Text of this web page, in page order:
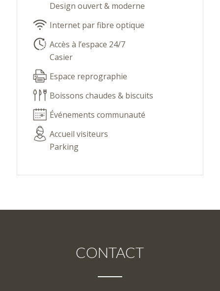
Design ouvert & moderne
Internet par fibre optique
Accès à l’espace 24/7
Casier
Espace reprographie
Boissons chaudes & biscuits
Événements communauté
Accueil visiteurs
Parking
CONTACT